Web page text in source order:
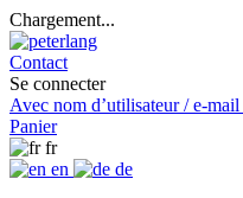
Chargement...
Contact
Se connecter
Avec nom d’utilisateur / e-mail
Panier
fr
en
de